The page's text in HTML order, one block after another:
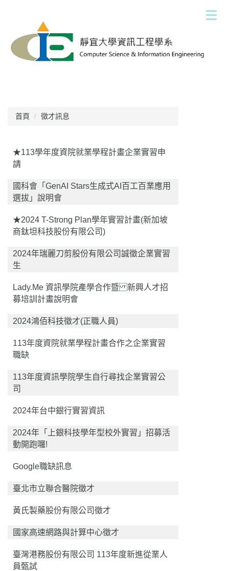
內
首頁 徵才訊息
★113學年度資院就業學程計畫企業實習申
請
國科會「GenAI Stars生成式AI百工百業應用
選拔」說明會
★2024 T-Strong Plan學年實習計畫(新加坡
商鈦坦科技股份有限公司)
2024年瑞麗刀剪股份有限公司誠徵企業實習
生
Lady.Me 資訊學院產學合作暨 新興人才招
募培訓計畫說明會
2024鴻佰科技徵才(正職人員)
113年度資院就業學程計畫合作之企業實習
職缺
113年度資訊學院學生自行尋找企業實習公
司
2024年台中銀行實習資訊
2024年「上銀科技學年型校外實習」招募活
動開跑囉!
Google職缺訊息
臺北市立聯合醫院徵才
黃氏製藥股份有限公司徵才
國家高速網路與計算中心徵才
臺灣港務股份有限公司 113年度新進從業人
員甄試